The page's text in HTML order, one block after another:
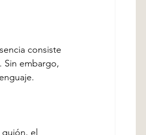
consiste
Sin embargo,
el